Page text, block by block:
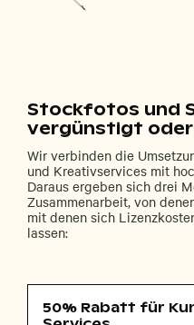
Stockfotos und
vergünstigt
Wir verbinden die
und Kreativservices mit
Daraus ergeben sich drei
Zusammenarbeit, von
mit denen sich
lassen:
50% Rabatt für